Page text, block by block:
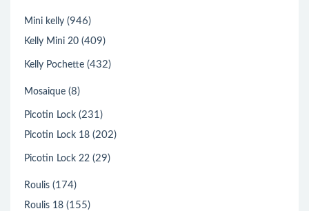
Mini kelly (946)
Kelly Mini 20 (409)
Kelly Pochette (432)
Mosaique (8)
Picotin Lock (231)
Picotin Lock 18 (202)
Picotin Lock 22 (29)
Roulis (174)
Roulis 18 (155)